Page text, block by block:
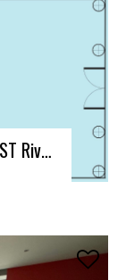
A VENDRE Plateau de 165 m2 BREST Rive Gauche